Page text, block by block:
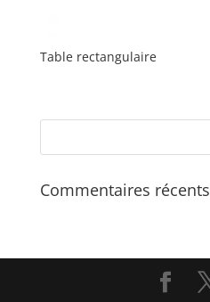
Table rectangulaire
Commentaires récents